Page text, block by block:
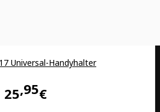
Universal-Handyhalter
25 95€